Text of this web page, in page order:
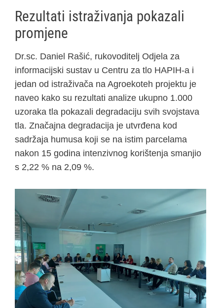
Rezultati istraživanja pokazali
promjene
Dr.sc. Daniel Rašić, rukovoditelj Odjela za
informacijski sustav u Centru za tlo HAPIH-a i
jedan od istraživača na Agroekoteh projektu je
naveo kako su rezultati analize ukupno 1.000
uzoraka tla pokazali degradaciju svih svojstava
tla. Značajna degradacija je utvrđena kod
sadržaja humusa koji se na istim parcelama
nakon 15 godina intenzivnog korištenja smanjio
s 2,22 % na 2,09 %.